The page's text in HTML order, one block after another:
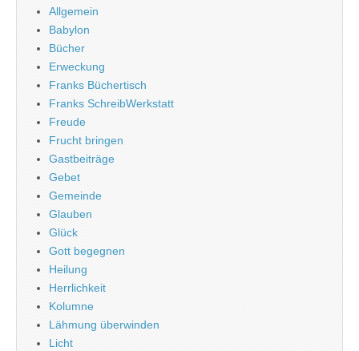
Allgemein
Babylon
Bücher
Erweckung
Franks Büchertisch
Franks SchreibWerkstatt
Freude
Frucht bringen
Gastbeiträge
Gebet
Gemeinde
Glauben
Glück
Gott begegnen
Heilung
Herrlichkeit
Kolumne
Lähmung überwinden
Licht